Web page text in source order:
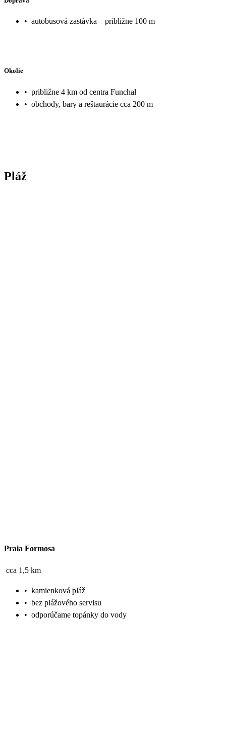
• autobusová zastávka – približne 100 m
Okolie
• približne 4 km od centra Funchal
• obchody, bary a reštaurácie cca 200 m
Pláž
Praia Formosa
cca 1,5 km
• kamienková pláž
• bez plážového servisu
• odporúčame topánky do vody